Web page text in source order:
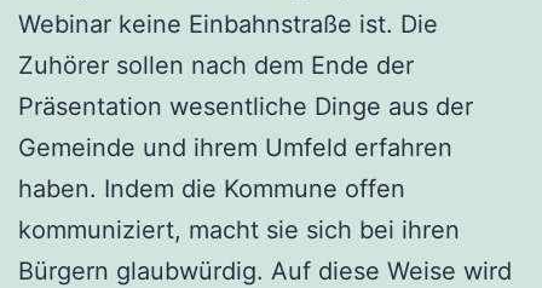
Webinar keine Einbahnstraße ist. Die
Zuhörer sollen nach dem Ende der
Präsentation wesentliche Dinge aus der
Gemeinde und ihrem Umfeld erfahren
haben. Indem die Kommune offen
kommuniziert, macht sie sich bei ihren
Bürgern glaubwürdig. Auf diese Weise wird